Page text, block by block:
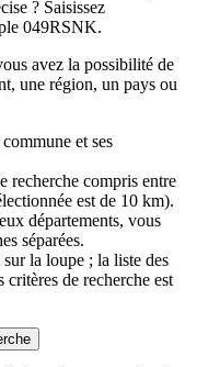
? Saisissez
049RSNK.
avez la possibilité de
une région, un pays ou
et ses
recherche compris entre
est de 10 km).
départements, vous
séparées.
la loupe ; la liste des
de recherche est